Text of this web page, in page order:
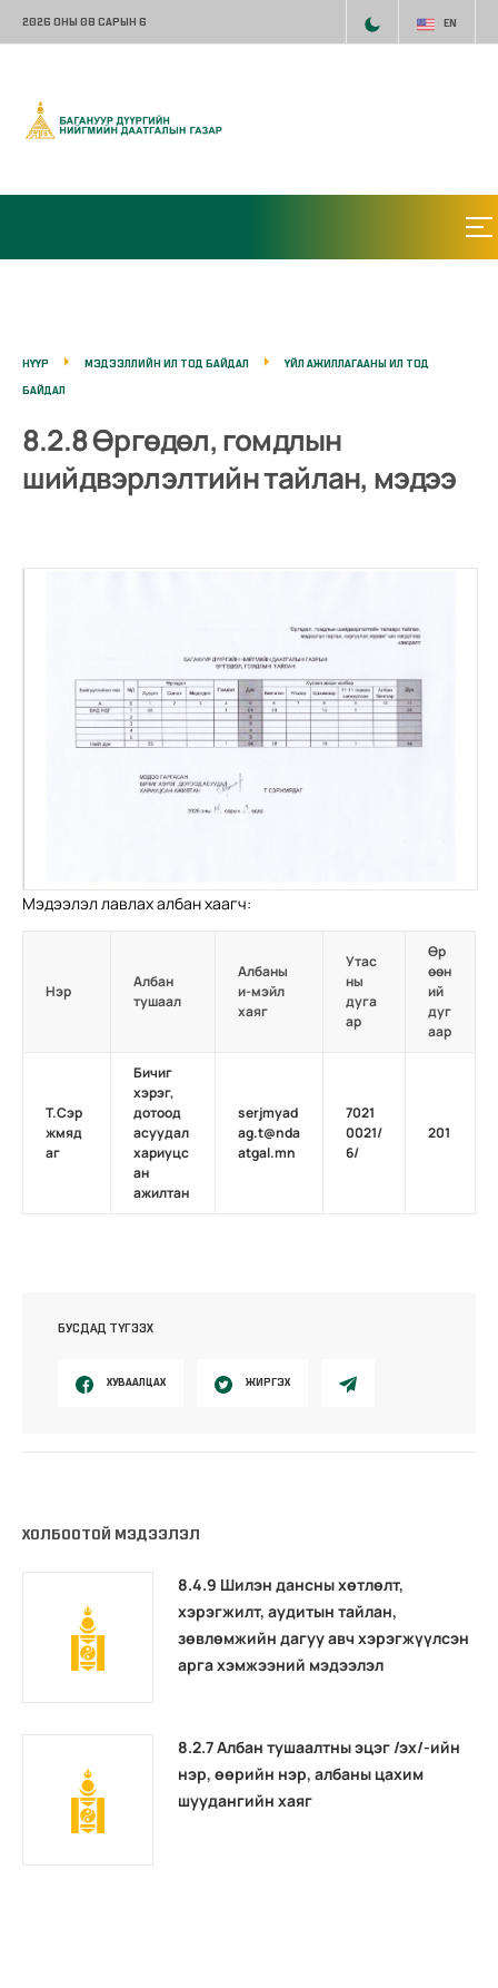
2026 ОНЫ 08 САРЫН 6 EN
НҮҮР МЭДЭЭЛЛИЙН ИЛ ТОД БАЙДАЛ
ҮЙЛ АЖИЛЛАГААНЫ ИЛ ТОД
БАЙДАЛ
8.2.8 Өргөдөл, гомдлын
шийдвэрлэлтийн тайлан, мэдээ
Мэдээлэл лавлах албан хаагч:
Нэр
Албан
тушаал
Албаны
и-мэйл
хаяг
Утас
ны
дуга
ар
Өр
өөн
ий
дуг
аар
Т.Сэр
жмяд
аг
Бичиг
хэрэг,
дотоод
асуудал
хариуцс
ан
ажилтан
serjmyad
ag.t@nda
atgal.mn
7021
0021/
6/
201
БУСДАД ТҮГЭЭХ
ХУВААЛЦАХ ЖИРГЭХ
ХОЛБООТОЙ МЭДЭЭЛЭЛ
8.4.9 Шилэн дансны хөтлөлт,
хэрэгжилт, аудитын тайлан,
зөвлөмжийн дагуу авч хэрэгжүүлсэн
арга хэмжээний мэдээлэл
8.2.7 Албан тушаалтны эцэг /эх/-ийн
нэр, өөрийн нэр, албаны цахим
шуудангийн хаяг